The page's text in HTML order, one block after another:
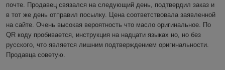
почте. Продавец связался на следующий день, подтвердил заказ и
в тот же день отправил посылку. Цена соответствовала заявленной
на сайте. Очень высокая вероятность что масло оригинальное. По
QR коду пробивается, инструкция на надцати языках но, но без
русского, что является лишним подтверждением оригинальности.
Продавца советую.